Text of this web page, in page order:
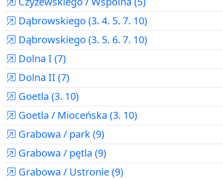
Dąbrowskiego (3. 4. 5. 7. 10)
Dąbrowskiego (3. 5. 6. 7. 10)
Dolna I (7)
Dolna II (7)
Goetla (3. 10)
Goetla / Mioceńska (3. 10)
Grabowa / park (9)
Grabowa / pętla (9)
Grabowa / Ustronie (9)